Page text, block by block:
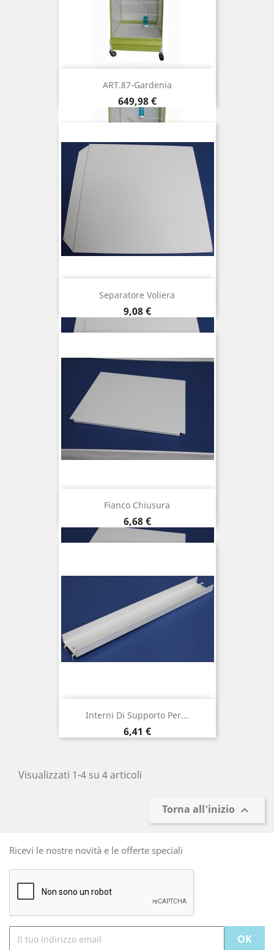
ART.87-Gardenia
Prezzo
649,98 €
Separatore Voliera
Prezzo
9,08 €
Fianco Chiusura
Prezzo
6,68 €
Interni Di Supporto Per...
Prezzo
6,41 €
Visualizzati 1-4 su 4 articoli
Torna all'inizio 
Ricevi le nostre novità e le offerte speciali